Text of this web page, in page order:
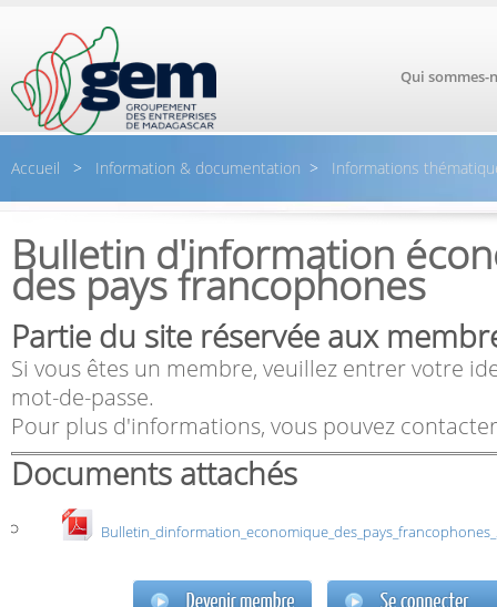
Qui sommes-
Accueil > Information & documentation > Informations
Bulletin d'information
des pays francophones
Partie du site réservée aux
Si vous êtes un membre, veuillez entrer votre
mot-de-passe.
Pour plus d'informations, vous pouvez
Documents attachés